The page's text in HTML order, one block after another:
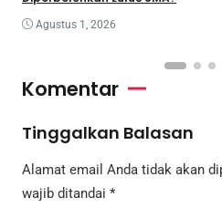
Agustus 1, 2026
Komentar
Tinggalkan Balasan
Alamat email Anda tidak akan
wajib ditandai *